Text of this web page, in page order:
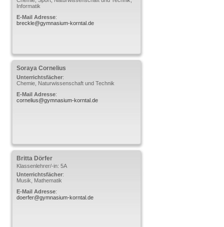
Informatik
E-Mail Adresse:
breckle@gymnasium-korntal.de
Soraya Cornelius
Unterrichtsfächer:
Chemie, Naturwissenschaft und Technik
E-Mail Adresse:
cornelius@gymnasium-korntal.de
Britta Dörfer
Klassenlehrer/-in: 5A
Unterrichtsfächer:
Musik, Mathematik
E-Mail Adresse:
doerfer@gymnasium-korntal.de